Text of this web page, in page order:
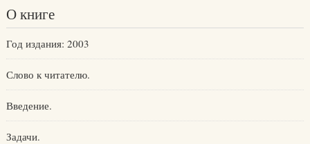
О книге
Год издания: 2003
Слово к читателю.
Введение.
Задачи.